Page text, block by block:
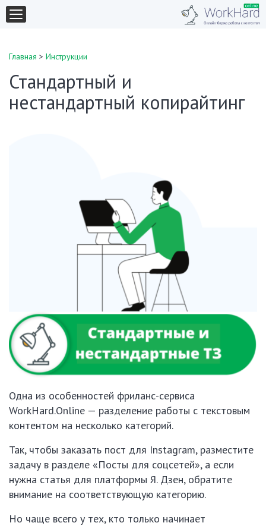
Главная > Инструкции
Стандартный и
нестандартный копирайтинг
Одна из особенностей фриланс-сервиса
WorkHard.Online — разделение работы с текстовым
контентом на несколько категорий.
Так, чтобы заказать пост для Instagram, разместите
задачу в разделе «Посты для соцсетей», а если
нужна статья для платформы Я. Дзен, обратите
внимание на соответствующую категорию.
Но чаще всего у тех, кто только начинает